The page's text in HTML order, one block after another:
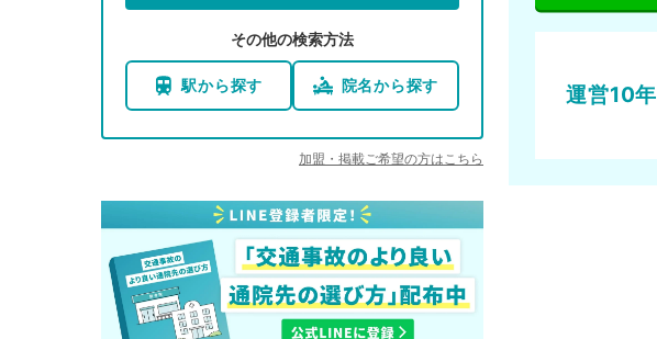
その他の検索方法
駅から探す 院名から探す
加盟・掲載ご希望の方はこちら
運営10年